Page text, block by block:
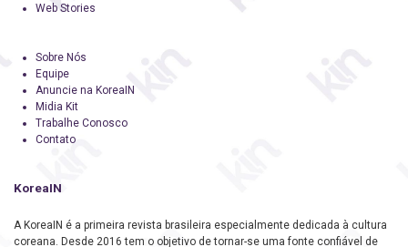
Web Stories
Sobre Nós
Equipe
Anuncie na KoreaIN
Midia Kit
Trabalhe Conosco
Contato
KoreaIN
A KoreaIN é a primeira revista brasileira especialmente dedicada à cultura
coreana. Desde 2016 tem o objetivo de tornar-se uma fonte confiável de